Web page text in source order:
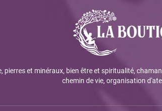
pierres et minéraux, bien être et spiritualité,
chemin de vie, organisation